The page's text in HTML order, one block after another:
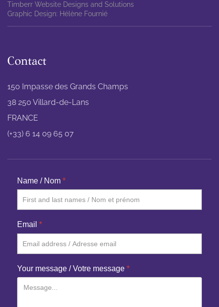
Timberr Website Designs and Solutions
Graphic Design: Hélène Fournié
Contact
150 Impasse des Grands Champs
38 250 Villard-de-Lans
FRANCE
(+33) 6 14 09 65 07
Name / Nom *
Email *
Your message / Votre message *